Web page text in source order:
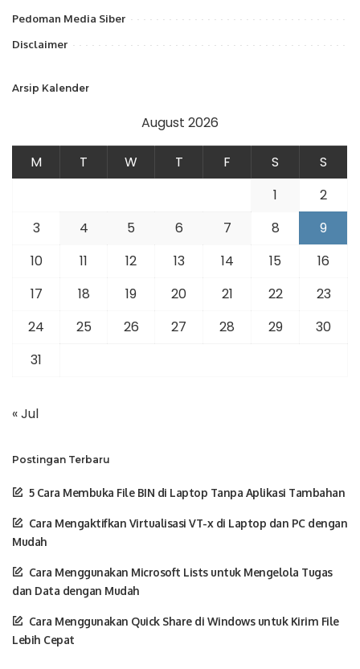
Pedoman Media Siber
Disclaimer
Arsip Kalender
August 2026
M T W T F S
S
1
2
3
4 5 6 7 8
9
10
11 12 13 14 15
16
17
18 19 20 21 22
23
24
25 26 27 28 29
30
31
« Jul
Postingan Terbaru
5 Cara Membuka File BIN di Laptop Tanpa Aplikasi Tambahan
Cara Mengaktifkan Virtualisasi VT-x di Laptop dan PC dengan
Mudah
Cara Menggunakan Microsoft Lists untuk Mengelola Tugas
dan Data dengan Mudah
Cara Menggunakan Quick Share di Windows untuk Kirim File
Lebih Cepat